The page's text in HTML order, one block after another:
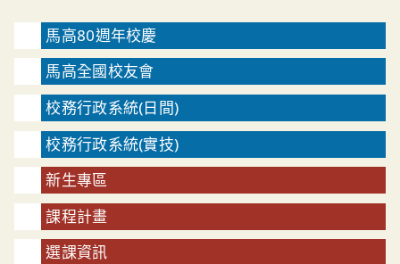
馬高80週年校慶
馬高全國校友會
校務行政系統(日間)
校務行政系統(實技)
新生專區
課程計畫
選課資訊